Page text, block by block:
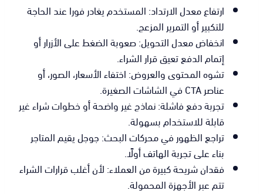
ارتفاع معدل الارتداد: المستخدم يغادر فورا عند الحاجة
للتكبير أو التمرير المزعج.
انخفاض معدل التحويل: صعوبة الضغط على الأزرار أو
إتمام الدفع تعيق قرار الشراء.
تشوه المحتوى والعروض: اختفاء الأسعار، الصور، أو
عناصر CTA في الشاشات الصغيرة.
تجربة دفع فاشلة: نماذج غير واضحة أو خطوات شراء غير
قابلة للاستخدام بسهولة.
تراجع الظهور في محركات البحث: جوجل يقيم المتاجر
بناء على تجربة الهاتف أولًا.
فقدان شريحة كبيرة من العملاء: لأن أغلب قرارات الشراء
تتم عبر الأجهزة المحمولة.